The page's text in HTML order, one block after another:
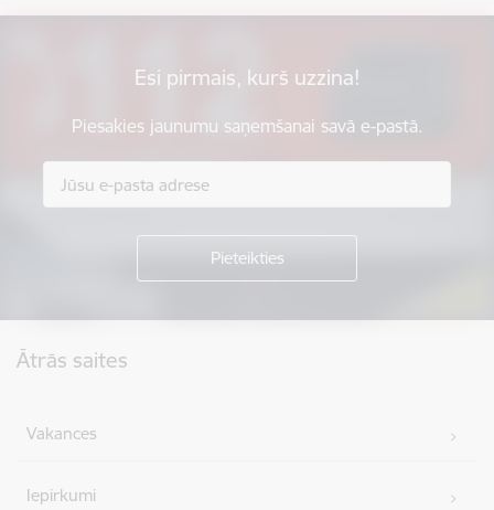
Esi pirmais, kurš uzzina!
Piesakies jaunumu saņemšanai savā e-pastā.
Ātrās saites
Vakances
Iepirkumi